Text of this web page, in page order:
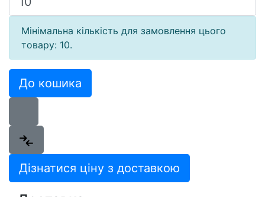
Мінімальна кількість для замовлення цього
товару: 10.
До кошика
Дізнатися ціну з доставкою